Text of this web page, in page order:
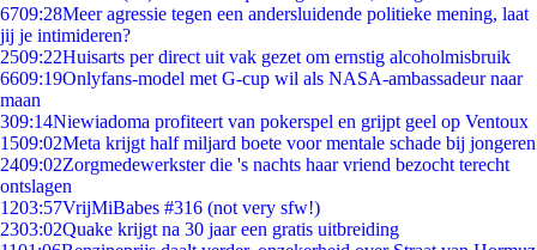
6709:28Meer agressie tegen een andersluidende politieke mening, laat
jij je intimideren?
2509:22Huisarts per direct uit vak gezet om ernstig alcoholmisbruik
6609:19Onlyfans-model met G-cup wil als NASA-ambassadeur naar
maan
309:14Niewiadoma profiteert van pokerspel en grijpt geel op Ventoux
1509:02Meta krijgt half miljard boete voor mentale schade bij jongeren
2409:02Zorgmedewerkster die 's nachts haar vriend bezocht terecht
ontslagen
1203:57VrijMiBabes #316 (not very sfw!)
2303:02Quake krijgt na 30 jaar een gratis uitbreiding